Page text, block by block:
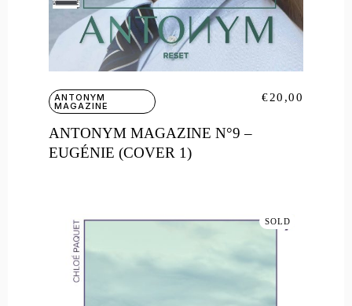
ANTONYM
MAGAZINE
ANTONYM MAGAZINE N°9 –
EUGÉNIE (COVER 1)
€20,00
SOLD